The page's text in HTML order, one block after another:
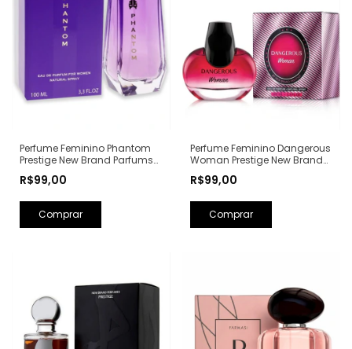
Perfume Feminino Phantom
Prestige New Brand Parfums
Olfativa: Alien Mugler)
R$99,00
Perfume Feminino Dangerous
Woman Prestige New Brand
100ml (Ref. Olfativa: Poison
R$99,00